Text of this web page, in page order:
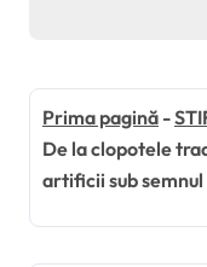
Prima pagină -
De la clopotele
artificii sub